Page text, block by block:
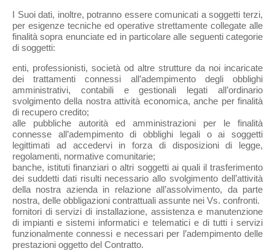
I Suoi dati, inoltre, potranno essere comunicati a soggetti terzi,
per esigenze tecniche ed operative strettamente collegate alle
finalità sopra enunciate ed in particolare alle seguenti categorie
di soggetti:
enti, professionisti, società od altre strutture da noi incaricate
dei trattamenti connessi all’adempimento degli obblighi
amministrativi, contabili e gestionali legati all’ordinario
svolgimento della nostra attività economica, anche per finalità
di recupero credito;
alle pubbliche autorità ed amministrazioni per le finalità
connesse all’adempimento di obblighi legali o ai soggetti
legittimati ad accedervi in forza di disposizioni di legge,
regolamenti, normative comunitarie;
banche, istituti finanziari o altri soggetti ai quali il trasferimento
dei suddetti dati risulti necessario allo svolgimento dell’attività
della nostra azienda in relazione all’assolvimento, da parte
nostra, delle obbligazioni contrattuali assunte nei Vs. confronti.
fornitori di servizi di installazione, assistenza e manutenzione
di impianti e sistemi informatici e telematici e di tutti i servizi
funzionalmente connessi e necessari per l’adempimento delle
prestazioni oggetto del Contratto.